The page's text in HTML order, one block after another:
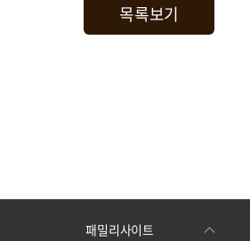
목록보기